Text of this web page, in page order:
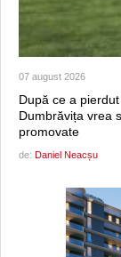
07 august 2026
După ce a
Dumbrăvița vrea
promovate
de: Daniel Neacșu